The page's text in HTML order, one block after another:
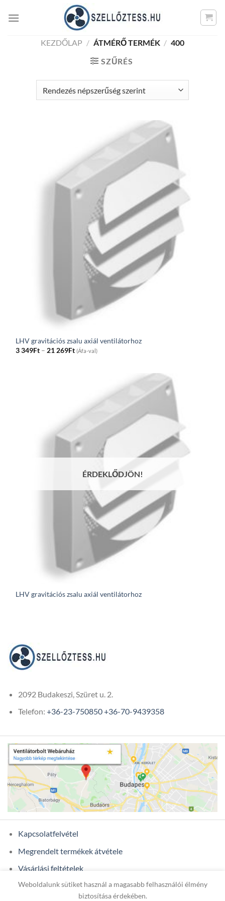
KEZDŐLAP / ÁTMÉRŐ TERMÉK / 400
SZŰRÉS
LHV gravitációs zsalu axiál ventilátorhoz
3 349Ft – 21 269FtPrice
range:
(Áfa-val)
ÉRDEKLŐDJÖN!
LHV gravitációs zsalu axiál ventilátorhoz
2092 Budakeszi, Szüret u. 2.
Telefon: +36-23-750850+36-70-9439358
Kapcsolatfelvétel
Megrendelt termékek átvétele
Vásárlási feltételek
Ügyfél adatok
Weboldalunk sütiket használ a magasabb felhasználói élmény
biztosítása érdekében.